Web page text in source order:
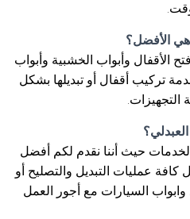
هي الأفضل؟
الأقفال وأبواب الخشبية وأبواب
تركيب أقفال أو تبديلها بشكل
حيث أننا نقدم لكم أفضل
عمليات التبديل والتصليح أو
وابواب السيارات مع أجور العمل